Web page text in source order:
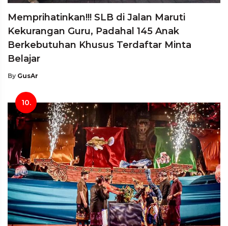
Memprihatinkan!!! SLB di Jalan Maruti
Kekurangan Guru, Padahal 145 Anak
Berkebutuhan Khusus Terdaftar Minta
Belajar
By GusAr
10.